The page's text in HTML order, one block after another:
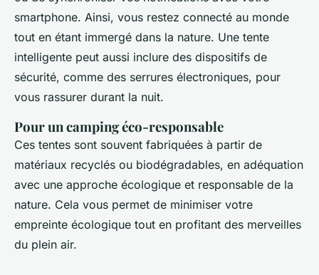
smartphone. Ainsi, vous restez connecté au monde
tout en étant immergé dans la nature. Une tente
intelligente peut aussi inclure des dispositifs de
sécurité, comme des serrures électroniques, pour
vous rassurer durant la nuit.
Pour un camping éco-responsable
Ces tentes sont souvent fabriquées à partir de
matériaux recyclés ou biodégradables, en adéquation
avec une approche écologique et responsable de la
nature. Cela vous permet de minimiser votre
empreinte écologique tout en profitant des merveilles
du plein air.